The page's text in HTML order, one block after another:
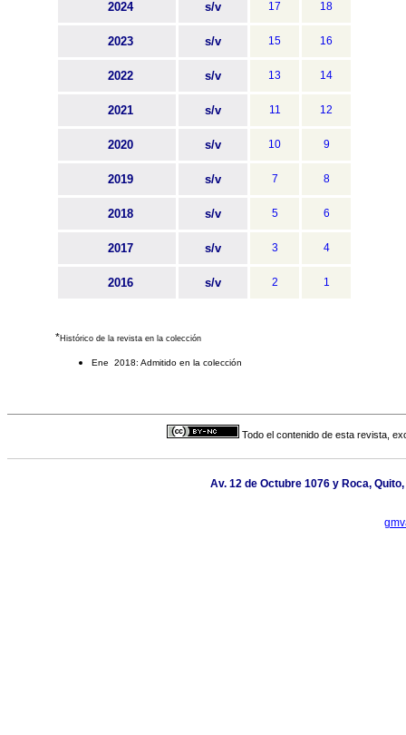
2024 s/v 17 18
2023 s/v 15 16
2022 s/v 13 14
2021 s/v 11 12
2020 s/v 10 9
2019 s/v 7 8
2018 s/v 5 6
2017 s/v 3 4
2016 s/v 2 1
*Histórico de la revista en la colección
Ene 2018: Admitido en la colección
Todo el contenido de esta revista,
Av. 12 de Octubre 1076 y Roca,